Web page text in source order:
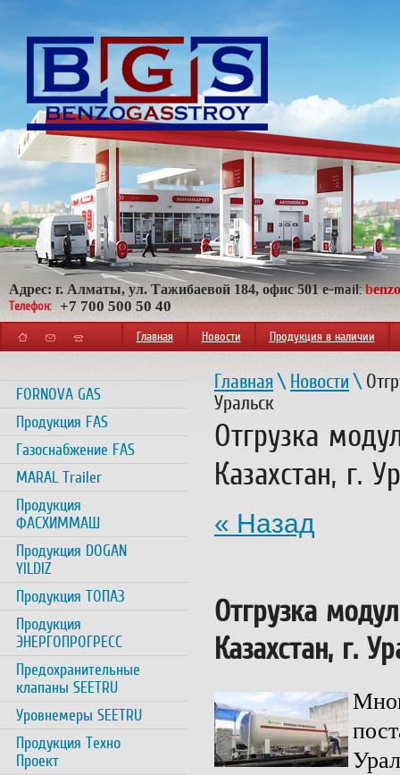
Телефон: +7 700 500 50 40
Адрес: г. Алматы, ул. Тажибаевой 184, офис 501e-mail:b
Главная Новости Продукция в наличии
Главная \ Новости \
Уральск
Отгрузка
Казахстан, г.
« Назад
Отгрузка
Казахстан, г.
FORNOVA GAS
Продукция FAS
Газоснабжение FAS
MARAL Trailer
Продукция
ФАСХИММАШ
Продукция DOGAN
YILDIZ
Продукция ТОПАЗ
Продукция
ЭНЕРГОПРОГРЕСС
Предохранительные
клапаны SEETRU
Уровнемеры SEETRU
Продукция Техно
Проект